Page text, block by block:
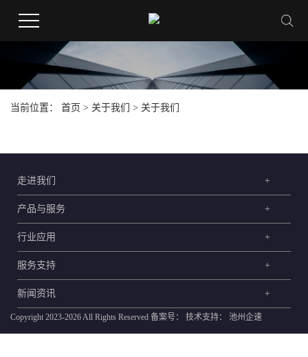
当前位置： 首页 > 关于我们 > 关于我们
走进我们 +
产品与服务 +
行业应用 +
服务支持 +
新闻资讯 +
Copyright 2023-2026 All Rights Reserved 备案号： 技术支持： 池州企速